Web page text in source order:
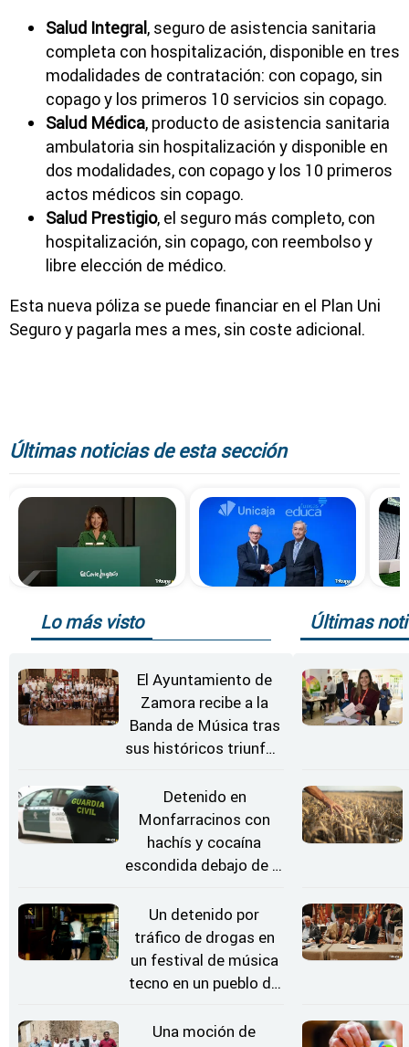
Salud Integral, seguro de asistencia sanitaria
completa con hospitalización, disponible en tres
modalidades de contratación: con copago, sin
copago y los primeros 10 servicios sin copago.
Salud Médica, producto de asistencia sanitaria
ambulatoria sin hospitalización y disponible en
dos modalidades, con copago y los 10 primeros
actos médicos sin copago.
Salud Prestigio, el seguro más completo, con
hospitalización, sin copago, con reembolso y
libre elección de médico.
Esta nueva póliza se puede financiar en el Plan Uni
Seguro y pagarla mes a mes, sin coste adicional.
Últimas noticias de esta sección
Lo más visto
El Ayuntamiento de
Zamora recibe a la
Banda de Música tras
sus históricos triunfos
Detenido en
Monfarracinos con
hachís y cocaína
escondida debajo de la
coche
Un detenido por
tráfico de drogas en
un festival de música
tecno en un pueblo de
Una moción de
Últimas